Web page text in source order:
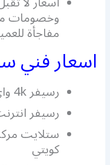
وخصومات
مفاجأة
اسعار فني
رسيفر 4k واي فاي 25 دينار كويتي
رسيفر انترنت ممتاز
كويتي